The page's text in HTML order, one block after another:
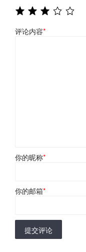
评论内容*
你的昵称*
你的邮箱*
提交评论